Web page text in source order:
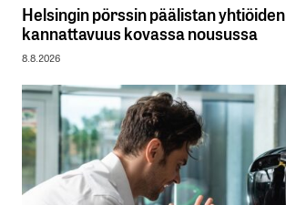
Helsingin pörssin päälistan yhtiöiden
kannattavuus kovassa nousussa
8.8.2026